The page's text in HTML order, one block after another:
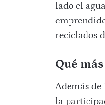
lado el
reciclados
Qué
Además
la